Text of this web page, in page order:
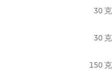
30 克
30 克
150 克